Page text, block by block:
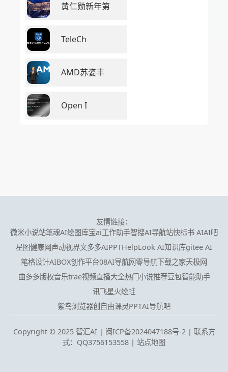
黄仁勋新年第
TeleCh
AMD苏姿丰
Open I
友情链接：
微米小说站笔魂AI绘图库宝ai工作助手智搜AI导航站快标书 AIAI吧
星图健康网声动视界文多多AIPPTHelpLook AI知识库gitee AI
笔格设计AIBOX创作平台08AI导航网零导航下载之家天极网
曲多多版权音乐trae视频直播大全热门小说推荐豆包智能助手
讯飞星火绘蛙
紫鸟浏览器创自由课灵PPTAI导航吧
Copyright © 2025 智汇AI | 闽ICP备2024047188号-2 | 联系方
式：QQ3756153558 | 站点地图